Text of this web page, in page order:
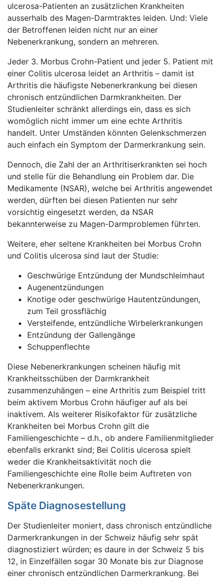
ulcerosa-Patienten an zusätzlichen Krankheiten
ausserhalb des Magen-Darmtraktes leiden. Und: Viele
der Betroffenen leiden nicht nur an einer
Nebenerkrankung, sondern an mehreren.
Jeder 3. Morbus Crohn-Patient und jeder 5. Patient mit
einer Colitis ulcerosa leidet an Arthritis – damit ist
Arthritis die häufigste Nebenerkrankung bei diesen
chronisch entzündlichen Darmkrankheiten. Der
Studienleiter schränkt allerdings ein, dass es sich
womöglich nicht immer um eine echte Arthritis
handelt. Unter Umständen könnten Gelenkschmerzen
auch einfach ein Symptom der Darmerkrankung sein.
Dennoch, die Zahl der an Arthritiserkrankten sei hoch
und stelle für die Behandlung ein Problem dar. Die
Medikamente (NSAR), welche bei Arthritis angewendet
werden, dürften bei diesen Patienten nur sehr
vorsichtig eingesetzt werden, da NSAR
bekannterweise zu Magen-Darmproblemen führten.
Weitere, eher seltene Krankheiten bei Morbus Crohn
und Colitis ulcerosa sind laut der Studie:
Geschwürige Entzündung der Mundschleimhaut
Augenentzündungen
Knotige oder geschwürige Hautentzündungen,
zum Teil grossflächig
Versteifende, entzündliche Wirbelerkrankungen
Entzündung der Gallengänge
Schuppenflechte
Diese Nebenerkrankungen scheinen häufig mit
Krankheitsschüben der Darmkrankheit
zusammenzuhängen – eine Arthritis zum Beispiel tritt
beim aktivem Morbus Crohn häufiger auf als bei
inaktivem. Als weiterer Risikofaktor für zusätzliche
Krankheiten bei Morbus Crohn gilt die
Familiengeschichte – d.h., ob andere Familienmitglieder
ebenfalls erkrankt sind; Bei Colitis ulcerosa spielt
weder die Krankheitsaktivität noch die
Familiengeschichte eine Rolle beim Auftreten von
Nebenerkrankungen.
Späte Diagnosestellung
Der Studienleiter moniert, dass chronisch entzündliche
Darmerkrankungen in der Schweiz häufig sehr spät
diagnostiziert würden; es daure in der Schweiz 5 bis
12, in Einzelfällen sogar 30 Monate bis zur Diagnose
einer chronisch entzündlichen Darmerkrankung. Bei